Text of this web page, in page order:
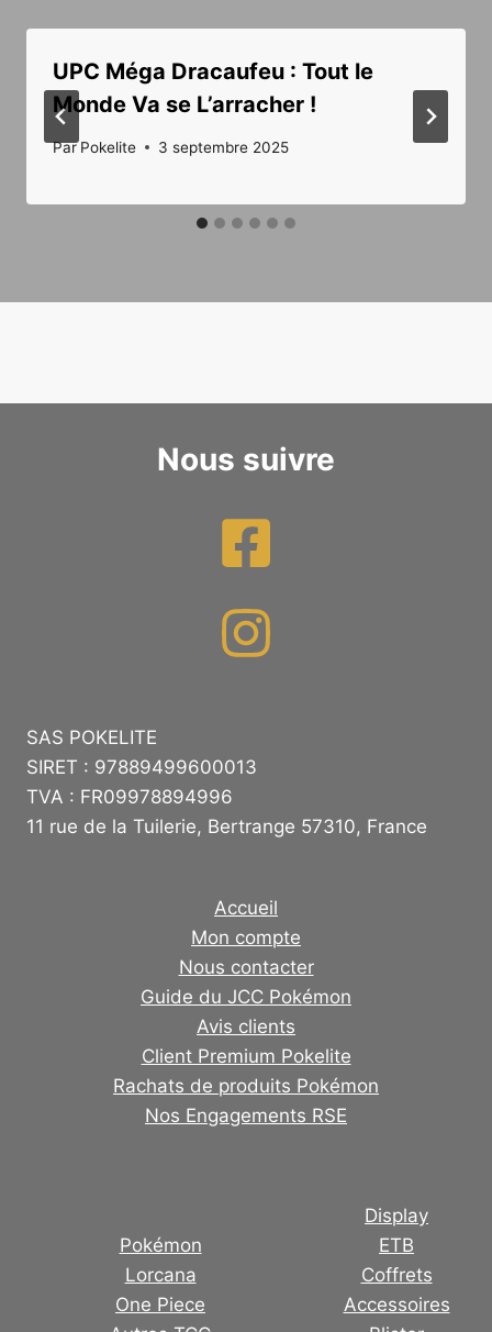
UPC Méga Dracaufeu : Tout le
Monde Va se L’arracher !
Par Pokelite 3 septembre 2025
Nous suivre
SAS POKELITE
SIRET : 97889499600013
TVA : FR09978894996
11 rue de la Tuilerie, Bertrange 57310, France
Accueil
Mon compte
Nous contacter
Guide du JCC Pokémon
Avis clients
Client Premium Pokelite
Rachats de produits Pokémon
Nos Engagements RSE
Pokémon
Lorcana
One Piece
Display
ETB
Coffrets
Accessoires